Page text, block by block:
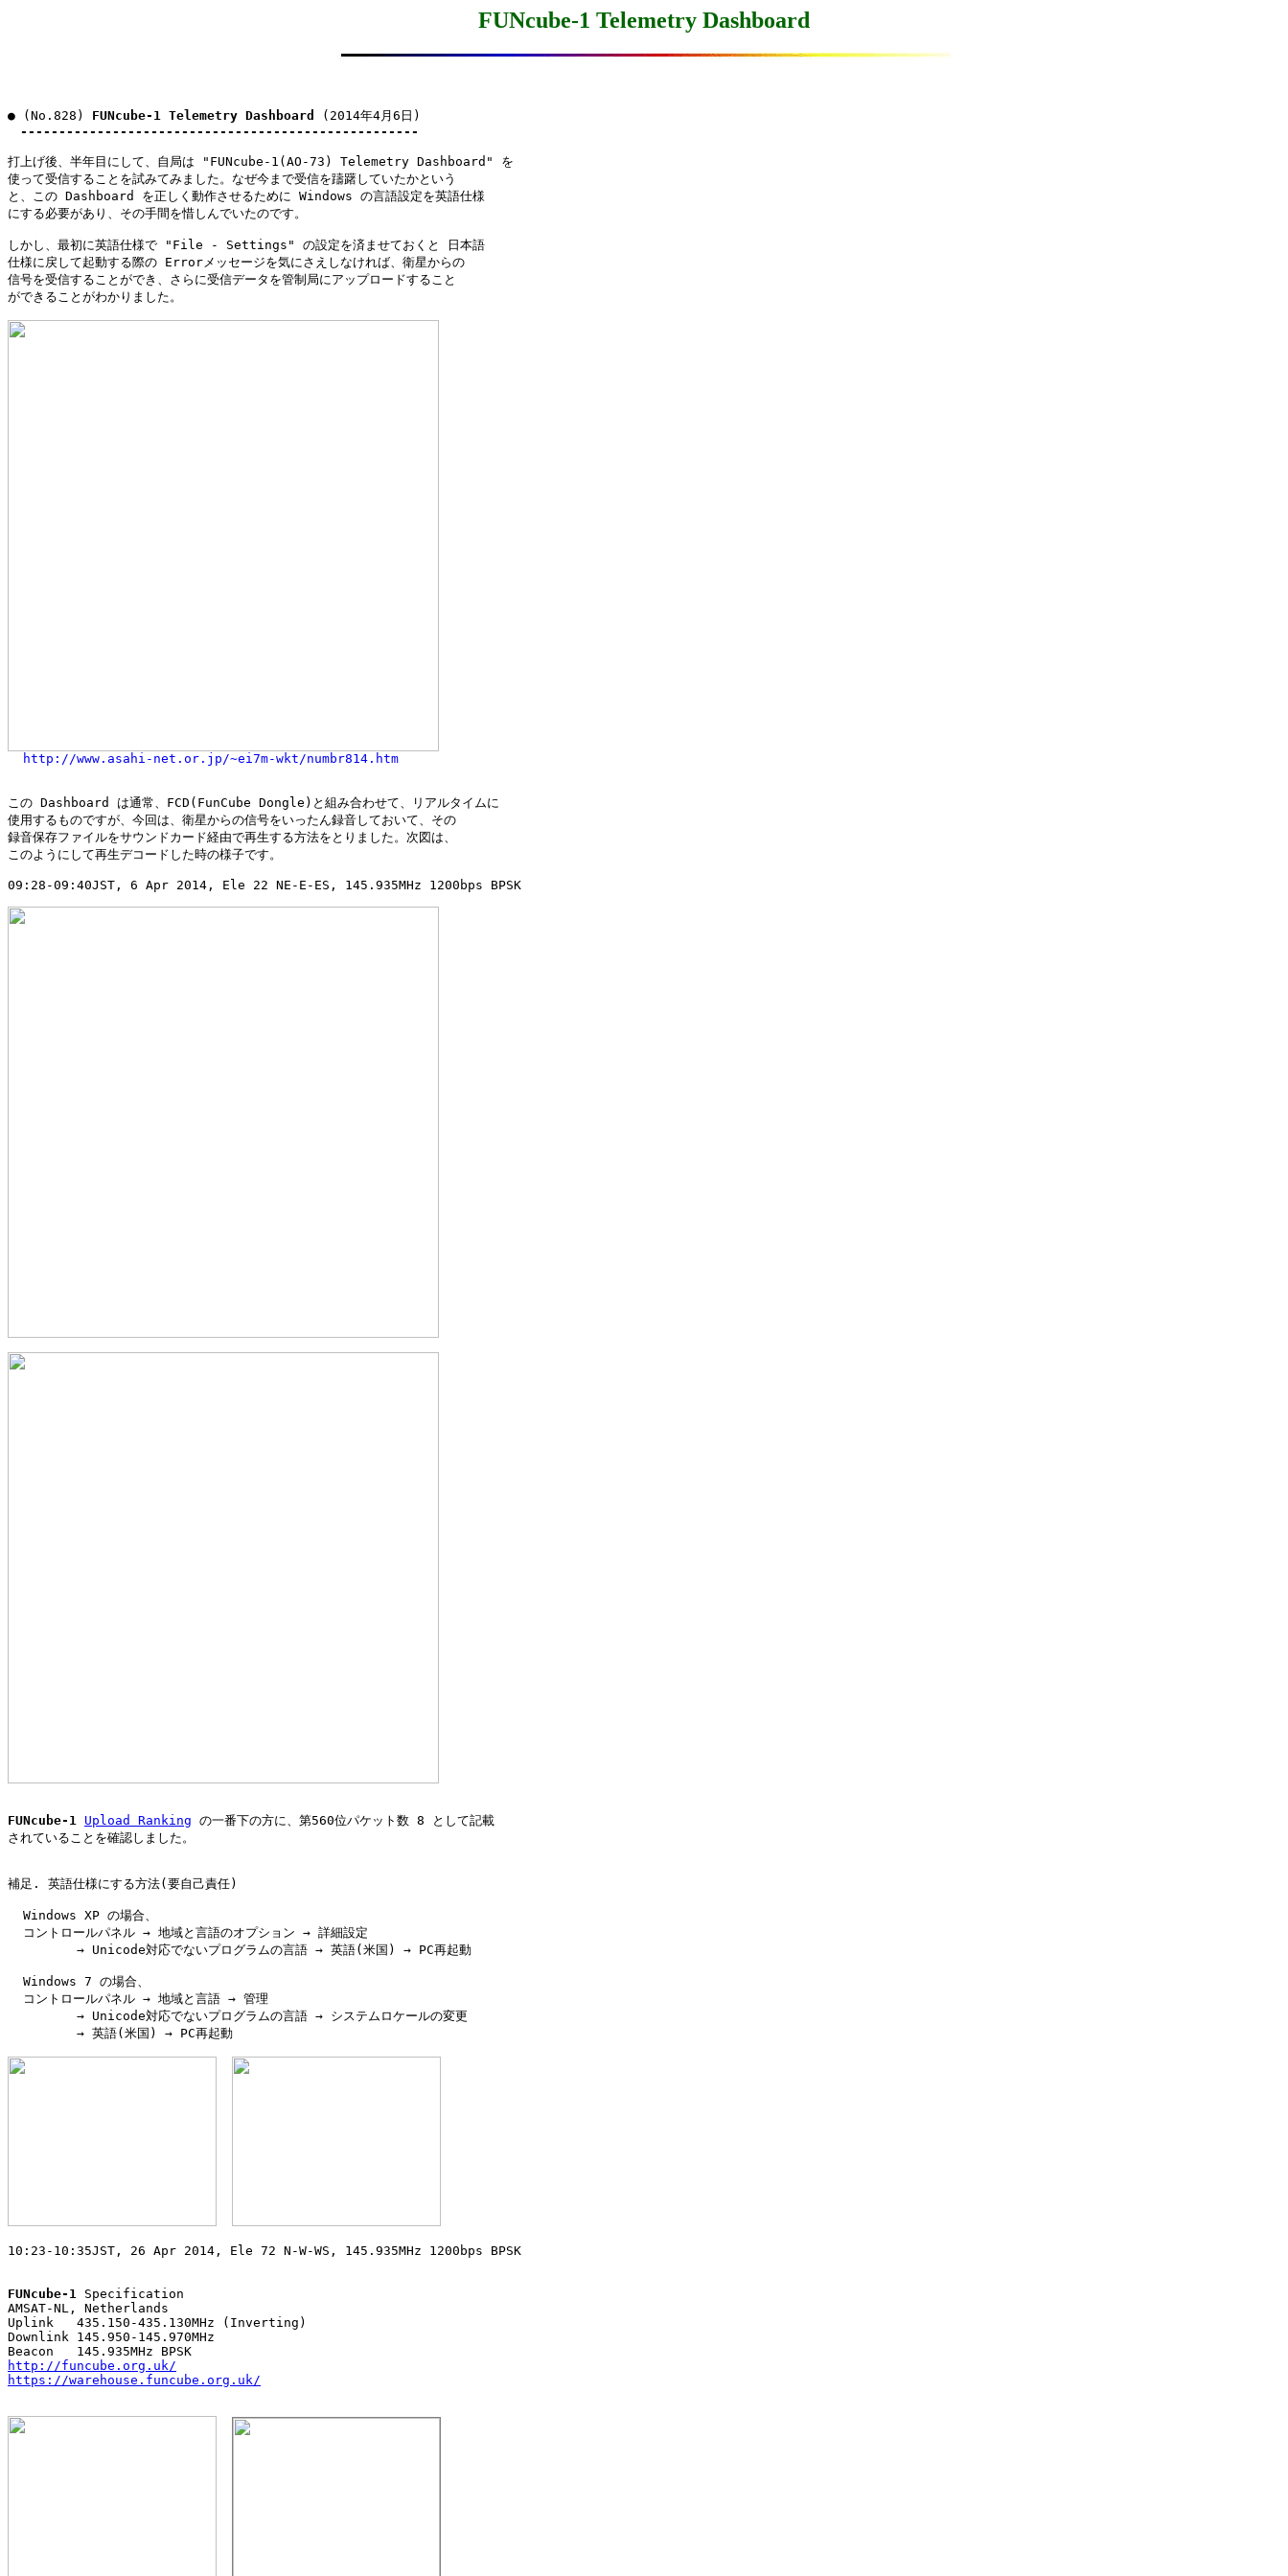
FUNcube-1 Telemetry Dashboard
● (No.828) FUNcube-1 Telemetry Dashboard
(2014年4月6日)
----------------------------------------------------
打上げ後、半年目にして、自局は "FUNcube-1(AO-73) Telemetry Dashboard" を
使って受信することを試みてみました。なぜ今まで受信を躊躇していたかという
と、この Dashboard を正しく動作させるために Windows の言語設定を英語仕様
にする必要があり、その手間を惜しんでいたのです。
しかし、最初に英語仕様で "File - Settings" の設定を済ませておくと 日本語
仕様に戻して起動する際の Errorメッセージを気にさえしなければ、衛星からの
信号を受信することができ、さらに受信データを管制局にアップロードすること
ができることがわかりました。
http://www.asahi-net.or.jp/~ei7m-wkt/numbr814.htm
この Dashboard は通常、FCD(FunCube Dongle)と組み合わせて、リアルタイムに
使用するものですが、今回は、衛星からの信号をいったん録音しておいて、その
録音保存ファイルをサウンドカード経由で再生する方法をとりました。次図は、
このようにして再生デコードした時の様子です。
09:28-09:40JST, 6 Apr 2014, Ele 22 NE-E-ES, 145.935MHz 1200bps BPSK
FUNcube-1 Upload Ranking の一番下の方に、第560位パケット数 8 として記載
されていることを確認しました。
補足. 英語仕様にする方法(要自己責任)
  Windows XP の場合、
  コントロールパネル → 地域と言語のオプション → 詳細設定
         → Unicode対応でないプログラムの言語 → 英語(米国) → PC再起動
  Windows 7 の場合、
  コントロールパネル → 地域と言語 → 管理
         → Unicode対応でないプログラムの言語 → システムロケールの変更
         → 英語(米国) → PC再起動
10:23-10:35JST, 26 Apr 2014, Ele 72 N-W-WS, 145.935MHz 1200bps BPSK
FUNcube-1
Specification
AMSAT-NL, Netherlands
Uplink   435.150-435.130MHz (Inverting)
Downlink 145.950-145.970MHz
http://funcube.org.uk/
https://warehouse.funcube.org.uk/